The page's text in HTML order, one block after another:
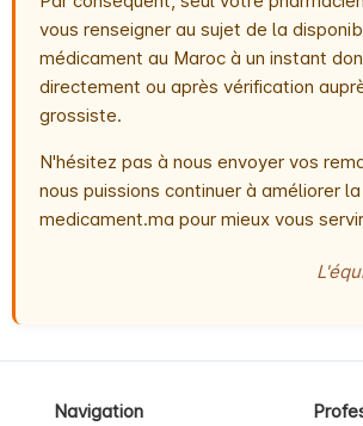
vous renseigner au sujet de la
médicament au Maroc à un instant
directement ou après vérification
grossiste.
N'hésitez pas à nous envoyer vos
nous puissions continuer à améliorer
medicament.ma pour mieux vous
Navigation